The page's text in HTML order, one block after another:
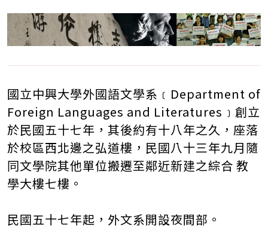
國立中興大學外國語文學系﹝Department of
Foreign Languages and Literatures﹞創立
於民國五十七年，其後約有十八年之久，座落
於校區西北邊之弘道樓，民國八十三年九月隨
同文學院其他單位搬遷至鄰近新建之綜合 教
學大樓七樓。
民國五十七年起，外文系開設夜間部。